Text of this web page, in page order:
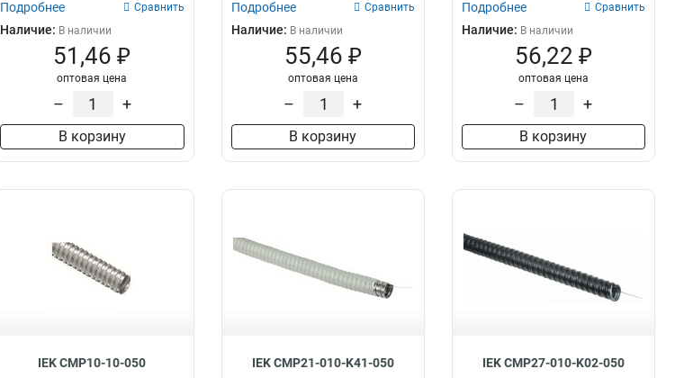
Подробнее Сравнить
Наличие: В наличии
51,46 ₽
оптовая цена
– +
В корзину
Подробнее Сравнить
Наличие: В наличии
55,46 ₽
оптовая цена
– +
В корзину
Подробнее Сравнить
Наличие: В наличии
56,22 ₽
оптовая цена
– +
В корзину
IEK CMP10-10-050 IEK CMP21-010-K41-050 IEK CMP27-010-K02-050